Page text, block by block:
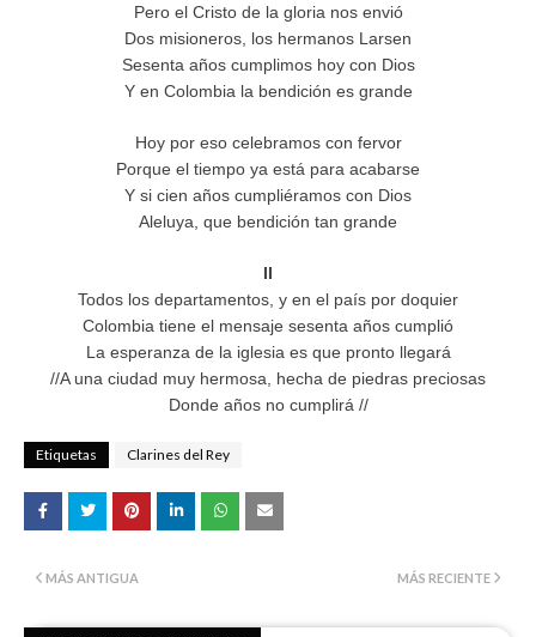
Pero el Cristo de la gloria nos envió
Dos misioneros, los hermanos Larsen
Sesenta años cumplimos hoy con Dios
Y en Colombia la bendición es grande
Hoy por eso celebramos con fervor
Porque el tiempo ya está para acabarse
Y si cien años cumpliéramos con Dios
Aleluya, que bendición tan grande
II
Todos los departamentos, y en el país por doquier
Colombia tiene el mensaje sesenta años cumplió
La esperanza de la iglesia es que pronto llegará
//A una ciudad muy hermosa, hecha de piedras preciosas
Donde años no cumplirá //
Etiquetas Clarines del Rey
MÁS RECIENTE
MÁS ANTIGUA